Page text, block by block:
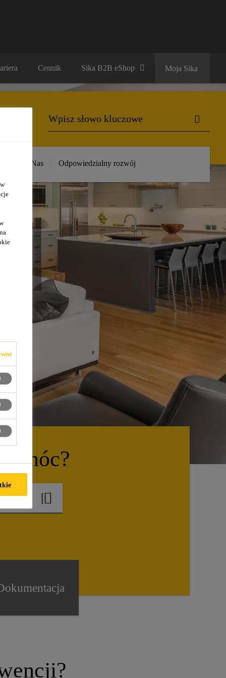
Cennik Sika B2B eShop Moja Sika
O Nas Odpowiedzialny rozwój